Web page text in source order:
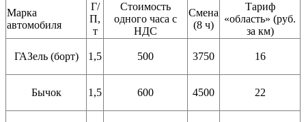
Марка
автомобиля
Г/
П,
т
Стоимость
одного часа с
НДС
Смена
(8 ч)
Тариф
«область» (руб.
за км)
ГАЗель (борт) 1,5 500 3750 16
Бычок 1,5 600 4500 22